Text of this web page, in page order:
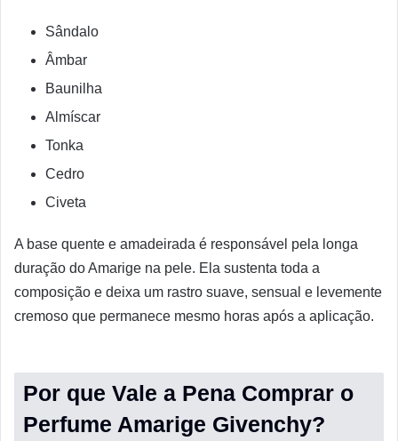
Sândalo
Âmbar
Baunilha
Almíscar
Tonka
Cedro
Civeta
A base quente e amadeirada é responsável pela longa
duração do Amarige na pele. Ela sustenta toda a
composição e deixa um rastro suave, sensual e levemente
cremoso que permanece mesmo horas após a aplicação.
Por que Vale a Pena Comprar o
Perfume Amarige Givenchy?